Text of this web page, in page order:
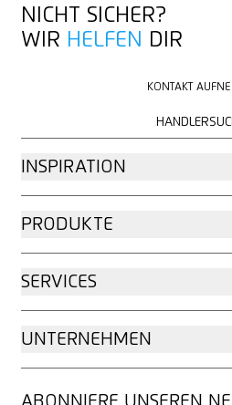
NICHT SICHER?
WIR HELFEN DIR
KONTAKT
INSPIRATION
PRODUKTE
SERVICES
UNTERNEHMEN
ABONNIERE UNSEREN